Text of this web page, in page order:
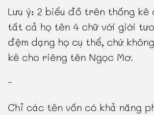
Lưu ý: 2 biểu đồ trên thống kê
tất cả họ tên 4 chữ với giới
đệm dạng họ cụ thể, chứ
kê cho riêng tên Ngọc Mơ.
-
Chỉ các tên vốn có khả năng